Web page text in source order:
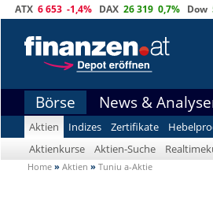
ATX 6 653 -1,4% DAX 26 319 0,7% Dow
Börse News &
Aktien Indizes Zertifikate
Aktienkurse
Aktien-Suche
Home » Aktien » Tuniu a-Aktie